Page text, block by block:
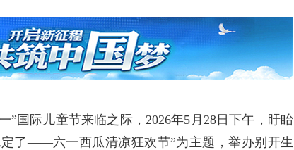
”国际儿童节来临之际，2026年5月28日下午，盱眙
了——六一西瓜清凉狂欢节”为主题，举办别开生